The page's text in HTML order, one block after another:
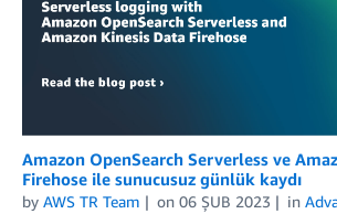
Amazon OpenSearch Serverless ve
Firehose ile sunucusuz günlük kaydı
by AWS TR Team on 06 ŞUB 2023 in